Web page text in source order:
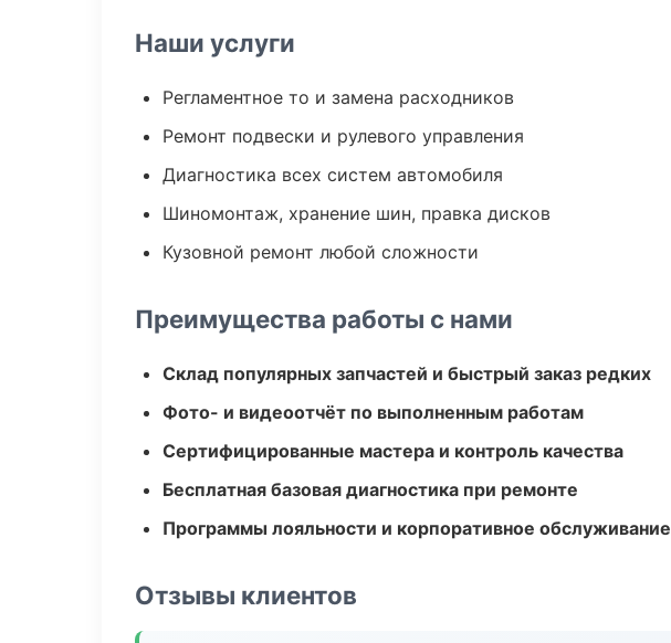
Наши услуги
Регламентное то и замена расходников
Ремонт подвески и рулевого управления
Диагностика всех систем автомобиля
Шиномонтаж, хранение шин, правка дисков
Кузовной ремонт любой сложности
Преимущества работы с нами
Склад популярных запчастей и быстрый заказ редких
Фото- и видеоотчёт по выполненным работам
Сертифицированные мастера и контроль качества
Бесплатная базовая диагностика при ремонте
Программы лояльности и корпоративное обслуживание
Отзывы клиентов